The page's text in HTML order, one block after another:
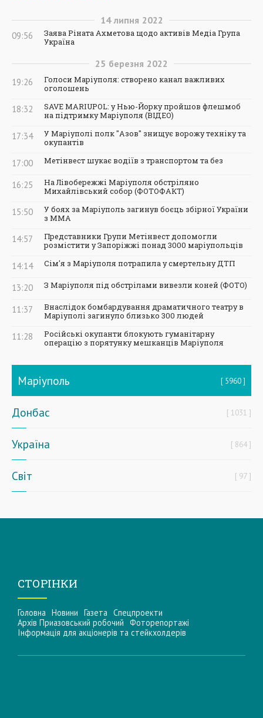
14 липня 2022
09:56
Заява Ріната Ахметова щодо активів Медіа Група
Україна
25 березня 2022
19:26
Голоси Маріуполя: створено канал важливих
оголошень
18:32
SAVE MARIUPOL: у Нью-Йорку пройшов флешмоб
на підтримку Маріуполя (ВІДЕО)
17:34
У Маріуполі полк "Азов" знищує ворожу техніку та
окупантів
17:00 Метінвест шукає водіїв з транспортом та без
16:25
На Лівобережжі Маріуполя обстріляно
Михайлівський собор (ФОТОФАКТ)
15:50
У боях за Маріуполь загинув боєць збірної України
з ММА
14:57
Представники Групи Метінвест допомогли
розмістити у Запоріжжі понад 3000 маріупольців
14:14 Сім'я з Маріуполя потрапила у смертельну ДТП
13:20 З Маріуполя під обстрілами вивезли коней (ФОТО)
11:37
Внаслідок бомбардування драматичного театру в
Маріуполі загинуло близько 300 людей
11:28
Російські окупанти блокують гуманітарну
операцію з порятунку мешканців Маріуполя
Маріуполь 5960
Донбас 1031
Україна 864
Світ 97
СТОРІНКИ
Головна Новини Газета Спецпроекти
Архів Приазовський робочий Фоторепортажі
Інформацiя для акцiонерiв та стейкхолдерiв